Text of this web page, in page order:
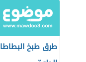
طرق طبخ البطاطا